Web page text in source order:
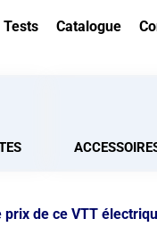
Tests Catalogue
de ce VTT